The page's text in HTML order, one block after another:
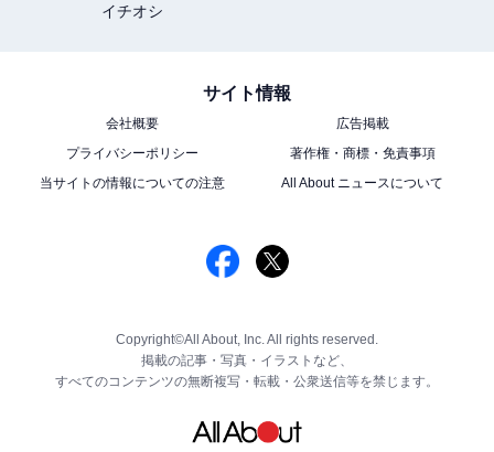
イチオシ
サイト情報
会社概要
広告掲載
プライバシーポリシー
著作権・商標・免責事項
当サイトの情報についての注意
All About ニュースについて
Copyright©All About, Inc. All rights reserved.
掲載の記事・写真・イラストなど、
すべてのコンテンツの無断複写・転載・公衆送信等を禁じます。